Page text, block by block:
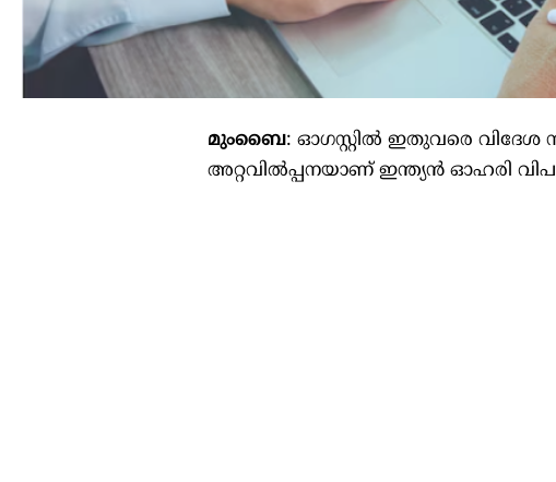
മുംബൈ: ഓഗസ്റ്റില്‍ ഇതുവരെ വിദേശ
അറ്റവില്‍പ്പനയാണ്‌ ഇന്ത്യന്‍ ഓഹരി